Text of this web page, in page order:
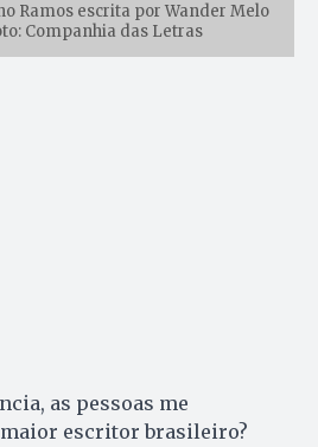
Ramos escrita por Wander Melo
Companhia das Letras
as pessoas me
escritor brasileiro?